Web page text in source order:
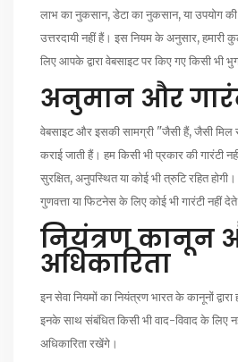
लाभ का नुकसान, डेटा का नुकसान, या उपयोग
उत्तरदायी नहीं हैं। इस नियम के अनुसार, हमारी
लिए आपके द्वारा वेबसाइट पर किए गए किसी भी
अनुमान और
वेबसाइट और इसकी सामग्री "जैसी हैं, जैसी
कराई जाती हैं। हम किसी भी प्रकार की गारंटी
सुरक्षित, अनुपस्थित या कोई भी त्रुटि रहित
गुणवत्ता या फिटनेस के लिए कोई भी गारंटी नहीं
नियंत्रण कानून
अधिकारिता
इन सेवा नियमों का नियंत्रण भारत के कानूनों द्वारा
इनके साथ संबंधित किसी भी वाद-विवाद के लिए
अधिकारिता रखेंगे।